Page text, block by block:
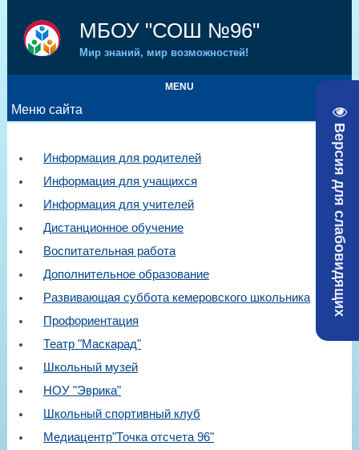
Версия для слабовидящих
МБОУ "СОШ №96"
Мир знаний, мир возможностей!
MENU
Меню сайта
Информация для родителей
Информация для учащихся
Информация для учителей
Дистанционное обучение
Воспитательная работа
Дополнительное образование
Развивающая суббота кемеровского школьника
Профориентация
Театр "Маскарад"
Школьный музей
НОУ "Эврика"
Школьный спортивный клуб
Медиацентр"Точка отсчета 96"